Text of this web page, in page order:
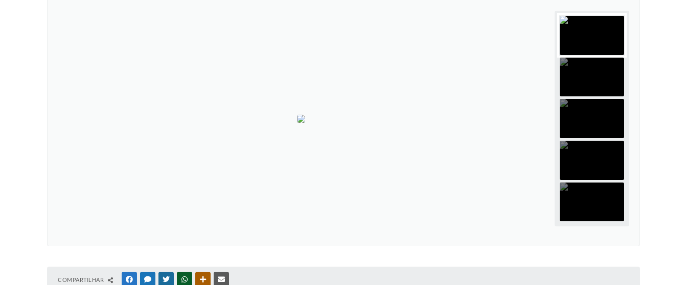
COMPARTILHAR FACEBOOKMESSENGER
TWITTERWHATSAPPOUTRAS MÍDIAS